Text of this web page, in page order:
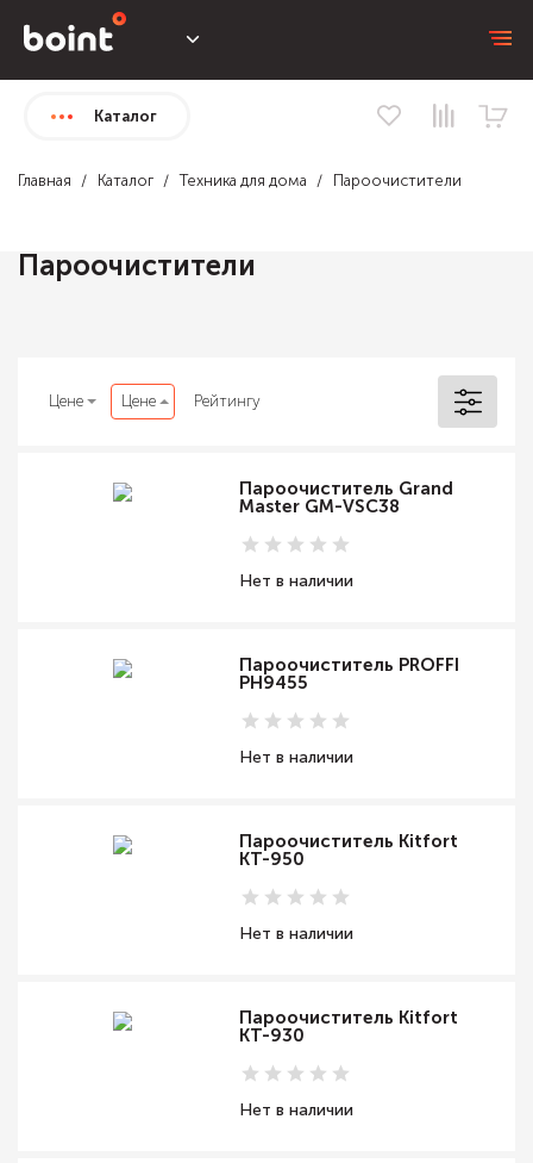
Каталог
Главная Каталог Техника для дома Пароочистители
Пароочистители
Цене Цене Рейтингу
Пароочиститель Grand
Master GM-VSC38
Нет в наличии
Пароочиститель PROFFI
PH9455
Нет в наличии
Пароочиститель Kitfort
КТ-950
Нет в наличии
Пароочиститель Kitfort
КТ-930
Нет в наличии